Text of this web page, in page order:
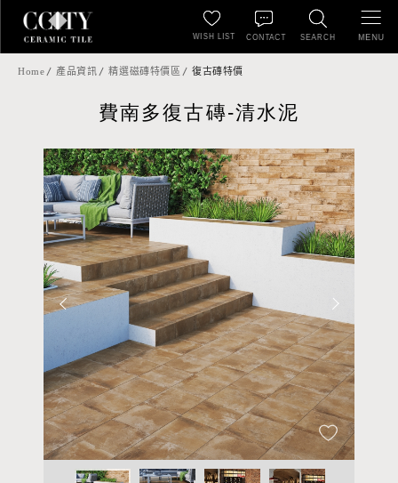
SEARCH
WISH LIST CONTACT MENU
Home 產品資訊 精選磁磚特價區 復古磚特價
費南多復古磚-清水泥